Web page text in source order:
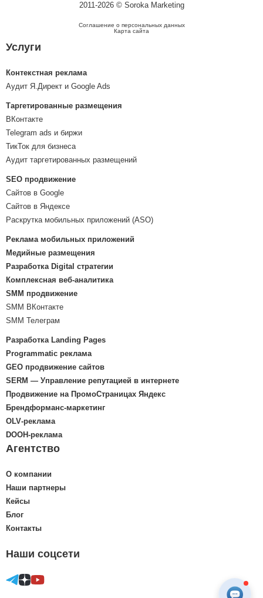
2011-2026 © Soroka Marketing
Соглашение о персональных данных
Карта сайта
Услуги
Контекстная реклама
Аудит Я.Директ и Google Ads
Таргетированные размещения
ВКонтакте
Telegram ads и биржи
ТикТок для бизнеса
Аудит таргетированных размещений
SEO продвижение
Сайтов в Google
Сайтов в Яндексе
Раскрутка мобильных приложений (ASO)
Реклама мобильных приложений
Медийные размещения
Разработка Digital стратегии
Комплексная веб-аналитика
SMM продвижение
SMM ВКонтакте
SMM Телеграм
Разработка Landing Pages
Programmatic реклама
GEO продвижение сайтов
SERM — Управление репутацией в интернете
Продвижение на ПромоСтраницах Яндекс
Брендформанс-маркетинг
OLV‑реклама
DOOH‑реклама
Агентство
О компании
Наши партнеры
Кейсы
Блог
Контакты
Наши соцсети